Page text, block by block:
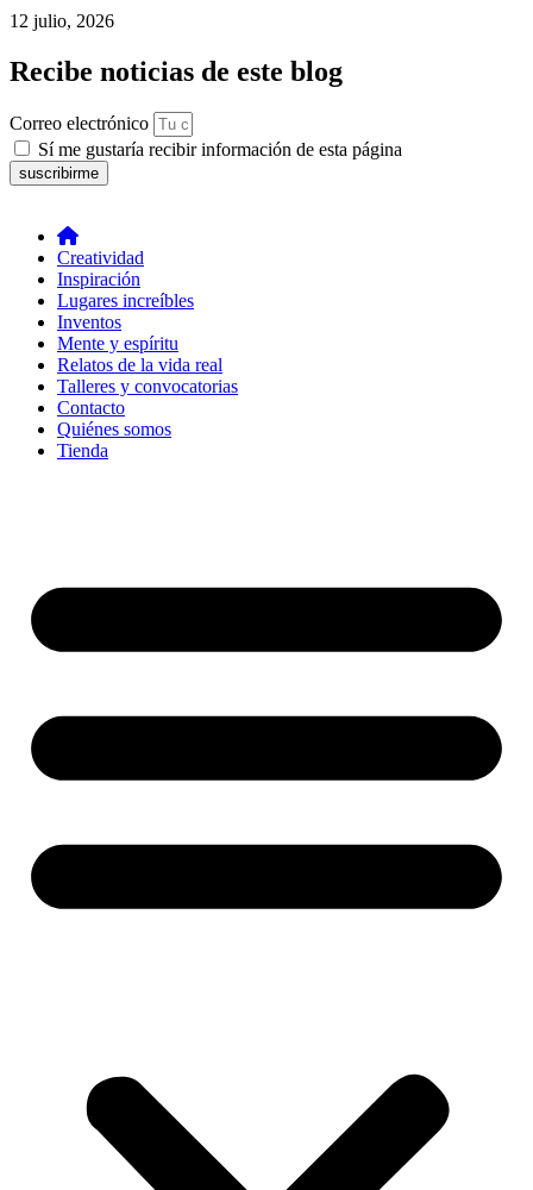
12 julio, 2026
Recibe noticias de este blog
Correo electrónico
Sí me gustaría recibir información de esta página
suscribirme
Creatividad
Inspiración
Lugares increíbles
Inventos
Mente y espíritu
Relatos de la vida real
Talleres y convocatorias
Contacto
Quiénes somos
Tienda